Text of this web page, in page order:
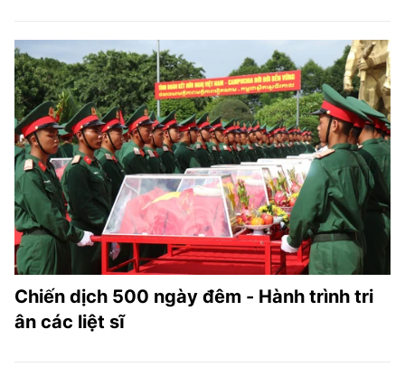
Chiến dịch 500 ngày đêm - Hành trình tri
ân các liệt sĩ